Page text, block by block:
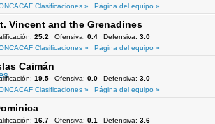
Clasificaciones »
Página del equipo »
Vincent and the Grenadines
25.2 Ofensiva: 0.4 Defensiva: 3.0
Clasificaciones »
Página del equipo »
Caimán
19.5 Ofensiva: 0.0 Defensiva: 3.0
Clasificaciones »
Página del equipo »
16.7 Ofensiva: 0.1 Defensiva: 3.6